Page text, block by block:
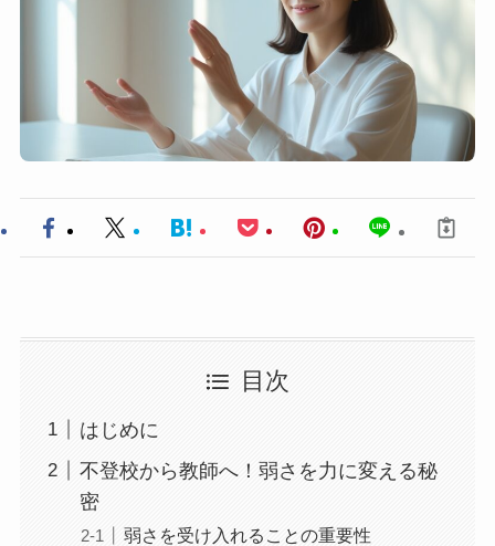
目次
はじめに
不登校から教師へ！弱さを力に変える秘
密
弱さを受け入れることの重要性